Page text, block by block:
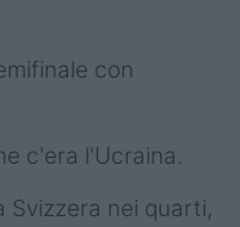
con
c'era l'Ucraina.
nei quarti,